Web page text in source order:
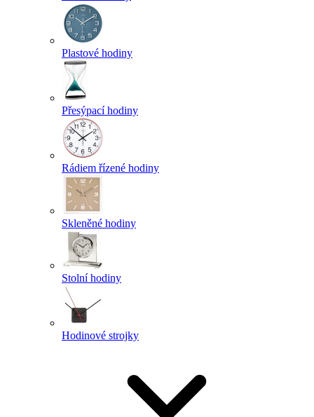
Plastové hodiny
Přesýpací hodiny
Rádiem řízené hodiny
Skleněné hodiny
Stolní hodiny
Hodinové strojky